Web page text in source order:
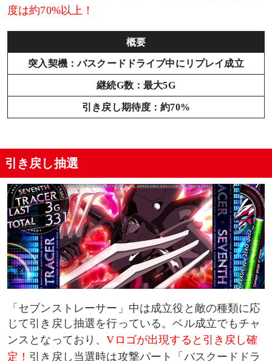
度は約70%以上！
概要
突入契機：バスクードドライブ中にリプレイ成立
継続G数：最大5G
引き戻し期待度：約70%
引き戻し抽選
「セブンストレーサー」中は成立役と敵の種類に応
じて引き戻し抽選を行っている。ベル成立でもチャ
ンスとなっており、Vロゴが出現すると引き戻し確
定！ 引き戻し当選時は攻撃パート「バスクードドラ